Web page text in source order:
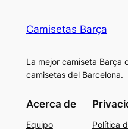
Camisetas Barça
La mejor camiseta Barça
camisetas del Barcelona.
Acerca de
Equipo Política